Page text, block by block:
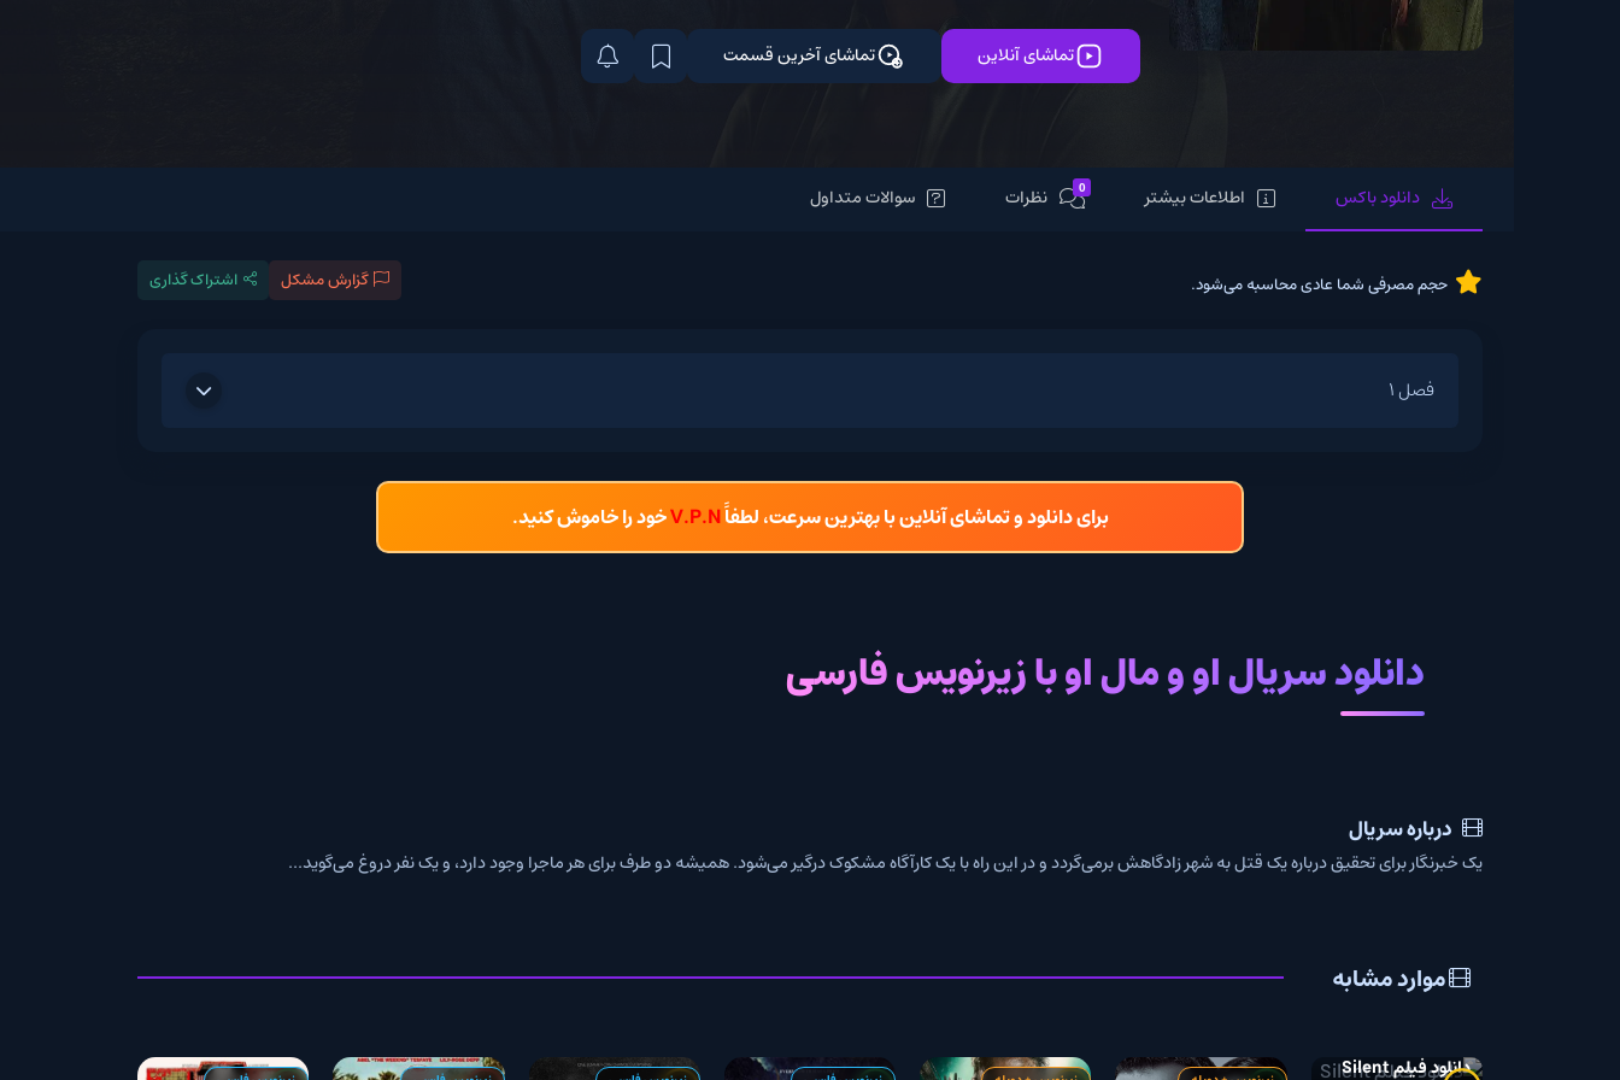
تماشای آنلاین تماشای آخرین قسمت
دانلود باکس اطلاعات بیشتر نظرات سوالات متداول
حجم مصرفی شما عادی محاسبه می‌شود. گزارش مشکل اشتراک گذاری
برای دانلود و تماشای آنلاین با بهترین سرعت، لطفاًV.P.Nخود را خاموش کنید.
دانلود سریال او و مال او با زیرنویس فارسی
درباره سریال
یک خبرنگار برای تحقیق درباره یک قتل به شهر زادگاهش برمی‌گردد و در این راه با یک کارآگاه مشکوک درگیر می‌شود. همیشه دو طرف برای هر ماجرا وجود دارد، و یک نفر دروغ می‌گوید...
موارد مشابه
دانلود فیلم Silent